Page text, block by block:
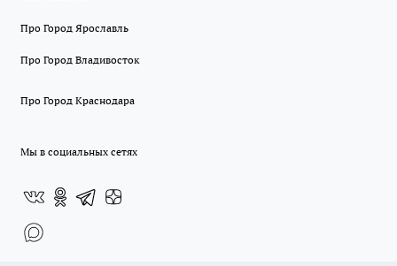
Про Город Ярославль
Про Город Владивосток
Про Город Краснодара
Мы в социальных сетях